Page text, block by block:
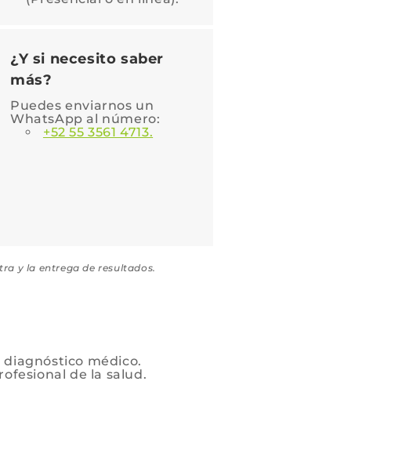
¿Y si necesito saber
más?
Puedes enviarnos un
WhatsApp al número:
+52 55 3561 4713.
y la entrega de resultados.
médico.
de la salud.